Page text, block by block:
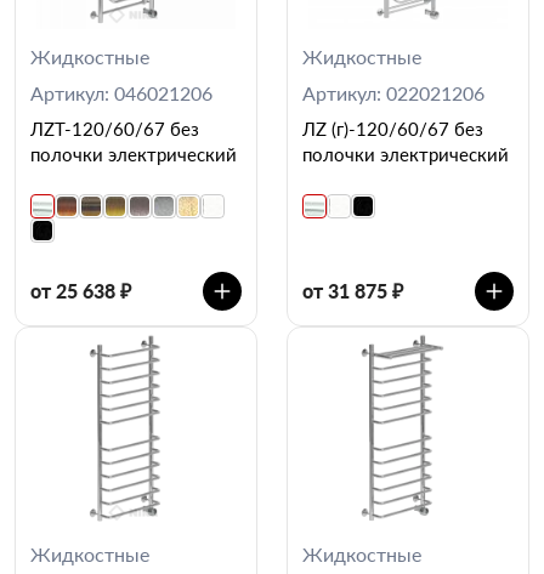
Жидкостные
Артикул: 046021206
ЛZT-120/60/67 без
полочки электрический
от 25 638 ₽
Жидкостные
Артикул: 022021206
ЛZ (г)-120/60/67 без
полочки электрический
от 31 875 ₽
Жидкостные
Жидкостные